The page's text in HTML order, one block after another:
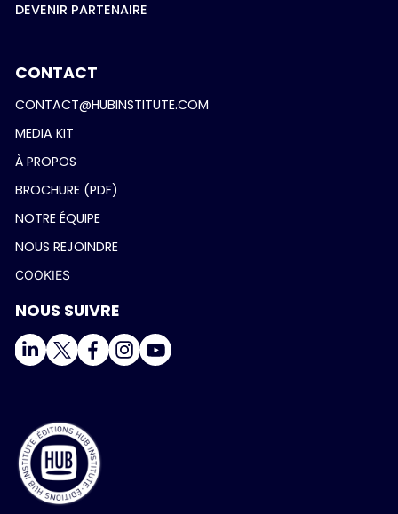
DEVENIR PARTENAIRE
CONTACT
CONTACT@HUBINSTITUTE.COM
MEDIA KIT
À PROPOS
BROCHURE (PDF)
NOTRE ÉQUIPE
NOUS REJOINDRE
COOKIES
NOUS SUIVRE